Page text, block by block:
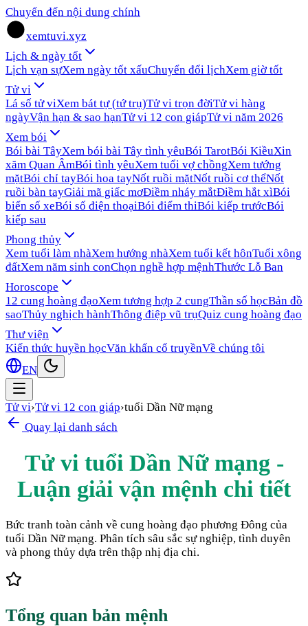
Chuyển đến nội dung chính
xemtuvi.xyz
Lịch & ngày tốt
Lịch vạn sựXem ngày tốt xấuChuyển đổi lịchXem giờ tốt
Tử vi
Lá số tử viXem bát tự (tứ trụ)Tử vi trọn đờiTử vi hàng
ngàyVận hạn & sao hạnTử vi 12 con giápTử vi năm 2026
Xem bói
Bói bài TâyXem bói bài Tây tình yêuBói TarotBói KiềuXin
xăm Quan ÂmBói tình yêuXem tuổi vợ chồngXem tướng
mặtBói chỉ tayBói hoa tayNốt ruồi mặtNốt ruồi cơ thểNốt
ruồi bàn tayGiải mã giấc mơĐiềm nháy mắtĐiềm hắt xìBói
biển số xeBói số điện thoạiBói điểm thiBói kiếp trướcBói
kiếp sau
Phong thủy
Xem tuổi làm nhàXem hướng nhàXem tuổi kết hônTuổi xông
đấtXem năm sinh conChọn nghề hợp mệnhThước Lỗ Ban
Horoscope
12 cung hoàng đạoXem tương hợp 2 cungThần số họcBản đồ
saoThủy nghịch hànhThông điệp vũ trụQuiz cung hoàng đạo
Thư viện
Kiến thức huyền họcVăn khấn cổ truyềnVề chúng tôi
EN
Tử vi›Tử vi 12 con giáp›tuổi Dần Nữ mạng
Quay lại danh sách
Tử vi tuổi Dần Nữ mạng -
Luận giải vận mệnh chi tiết
Bức tranh toàn cảnh về cung hoàng đạo phương Đông của
tuổi Dần Nữ mạng. Phân tích sâu sắc sự nghiệp, tình duyên
và phong thủy dựa trên thập nhị địa chi.
Tổng quan bản mệnh